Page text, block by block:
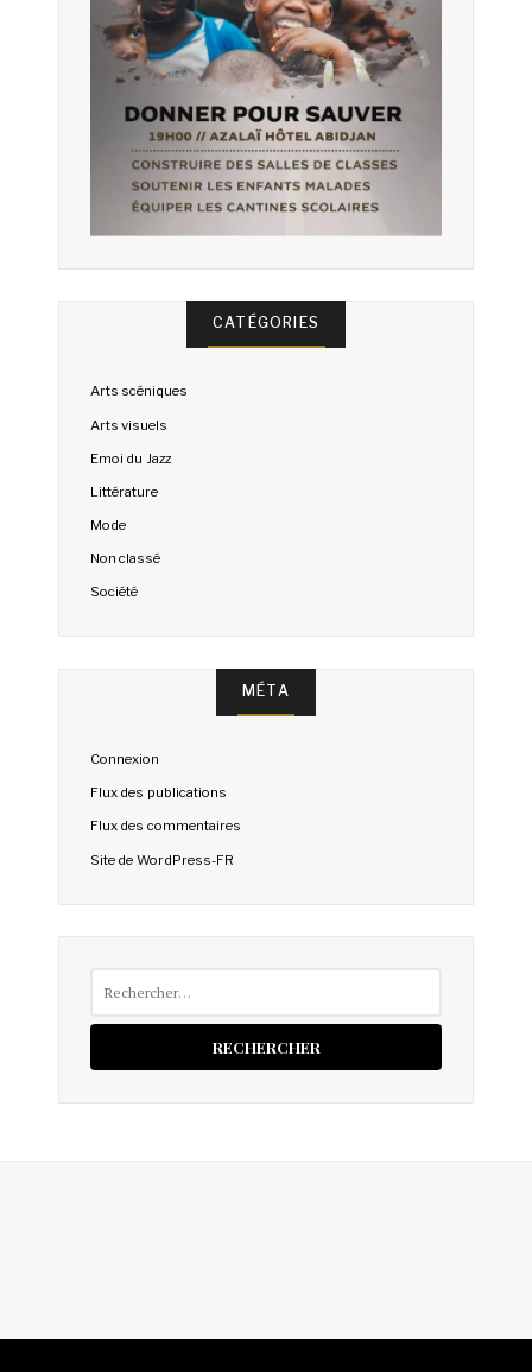
CATÉGORIES
Arts scéniques
Arts visuels
Emoi du Jazz
Littérature
Mode
Non classé
Société
MÉTA
Connexion
Flux des publications
Flux des commentaires
Site de WordPress-FR